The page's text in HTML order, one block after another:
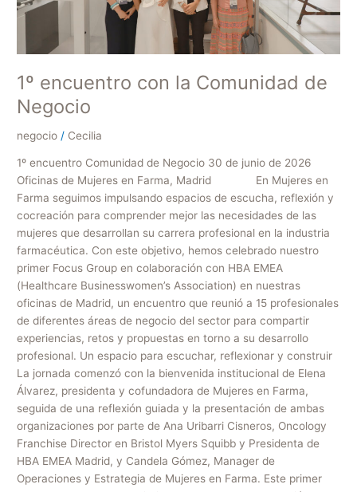
1º encuentro con la Comunidad de
Negocio
negocio / Cecilia
1º encuentro Comunidad de Negocio 30 de junio de 2026
Oficinas de Mujeres en Farma, Madrid En Mujeres en
Farma seguimos impulsando espacios de escucha, reflexión y
cocreación para comprender mejor las necesidades de las
mujeres que desarrollan su carrera profesional en la industria
farmacéutica. Con este objetivo, hemos celebrado nuestro
primer Focus Group en colaboración con HBA EMEA
(Healthcare Businesswomen’s Association) en nuestras
oficinas de Madrid, un encuentro que reunió a 15 profesionales
de diferentes áreas de negocio del sector para compartir
experiencias, retos y propuestas en torno a su desarrollo
profesional. Un espacio para escuchar, reflexionar y construir
La jornada comenzó con la bienvenida institucional de Elena
Álvarez, presidenta y cofundadora de Mujeres en Farma,
seguida de una reflexión guiada y la presentación de ambas
organizaciones por parte de Ana Uribarri Cisneros, Oncology
Franchise Director en Bristol Myers Squibb y Presidenta de
HBA EMEA Madrid, y Candela Gómez, Manager de
Operaciones y Estrategia de Mujeres en Farma. Este primer